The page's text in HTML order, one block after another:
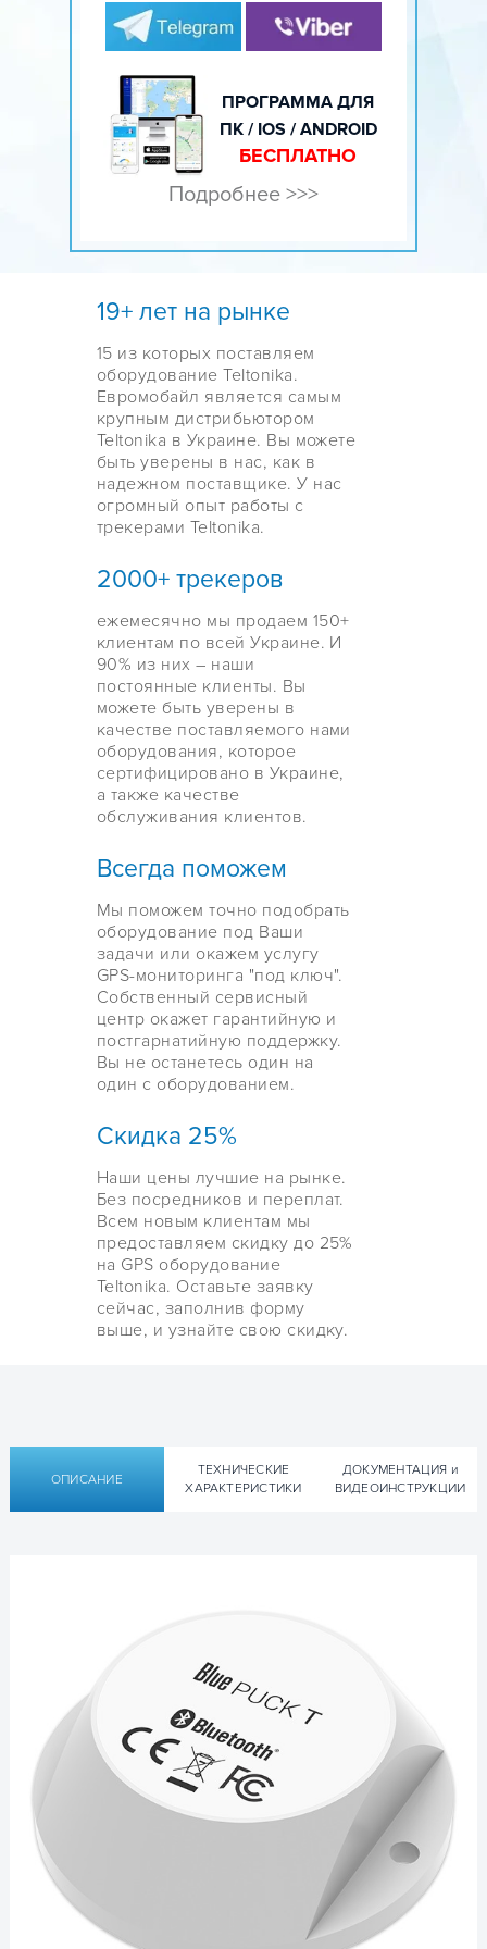
ПРОГРАММА ДЛЯ
ПК / IOS / ANDROID
БЕСПЛАТНО
Подробнее >>>
19+ лет на рынке
15 из которых поставляем
оборудование Teltonika.
Евромобайл является самым
крупным дистрибьютором
Teltonika в Украине. Вы можете
быть уверены в нас, как в
надежном поставщике. У нас
огромный опыт работы с
трекерами Teltonika.
2000+ трекеров
ежемесячно мы продаем 150+
клиентам по всей Украине. И
90% из них – наши
постоянные клиенты. Вы
можете быть уверены в
качестве поставляемого нами
оборудования, которое
сертифицировано в Украине,
а также качестве
обслуживания клиентов.
Всегда поможем
Мы поможем точно подобрать
оборудование под Ваши
задачи или окажем услугу
GPS-мониторинга "под ключ".
Собственный сервисный
центр окажет гарантийную и
постгарнатийную поддержку.
Вы не останетесь один на
один с оборудованием.
Скидка 25%
Наши цены лучшие на рынке.
Без посредников и переплат.
Всем новым клиентам мы
предоставляем скидку до 25%
на GPS оборудование
Teltonika. Оставьте заявку
сейчас, заполнив форму
выше, и узнайте свою скидку.
ОПИСАНИЕ
ТЕХНИЧЕСКИЕ
ХАРАКТЕРИСТИКИ
ДОКУМЕНТАЦИЯ и
ВИДЕОИНСТРУКЦИИ
2,4 ГГц - Bluetooth Low Energy 4.0 /
NFC
Поддерживает
57 мм основание - толщина 18
мм - 2 крепежных отверстия 4 мм
Вес
Рабочая
Температура
От -40 ° C до + 85 ° C